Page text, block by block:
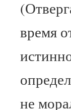
время
не